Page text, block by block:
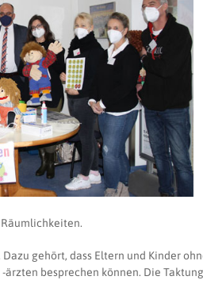
gehört, dass Eltern und Kinder
besprechen können. Die